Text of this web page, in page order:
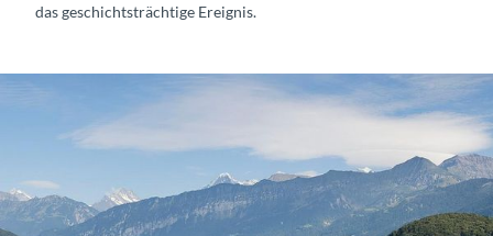
das geschichtsträchtige Ereignis.